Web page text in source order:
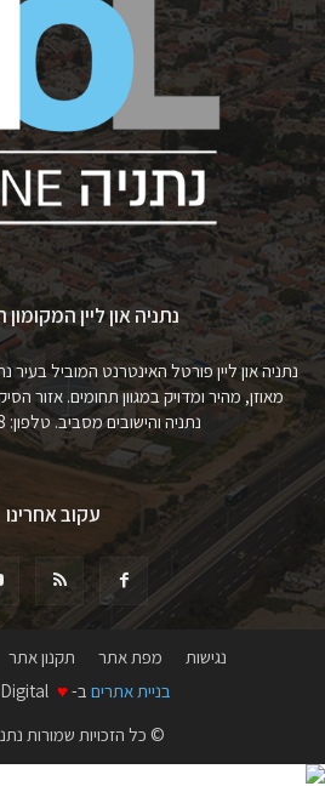
נתניה און ליין המקומון
נתניה און ליין פורטל האינטרנט המוביל
מאוזן, מהיר ומדויק במגוון תחומים. אזור
נתניה והישובים מסביב. טלפון: 050-8491248
עקוב אחרינו
נגישות מפת אתר תקנון אתר
בניית אתרים ב- ♥
© כל הזכויות שמורות